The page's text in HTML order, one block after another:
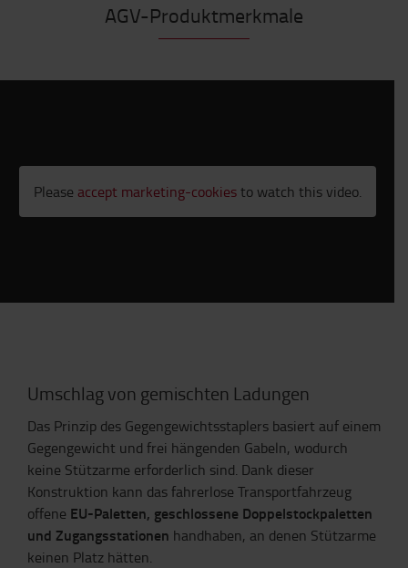
AGV-Produktmerkmale
Please accept marketing-cookiesto watch this video.
Umschlag von gemischten Ladungen
Das Prinzip des Gegengewichtsstaplers basiert auf einem
Gegengewicht und frei hängenden Gabeln, wodurch
keine Stützarme erforderlich sind. Dank dieser
Konstruktion kann das fahrerlose Transportfahrzeug
offene EU-Paletten, geschlossene Doppelstockpaletten
und Zugangsstationen handhaben, an denen Stützarme
keinen Platz hätten.